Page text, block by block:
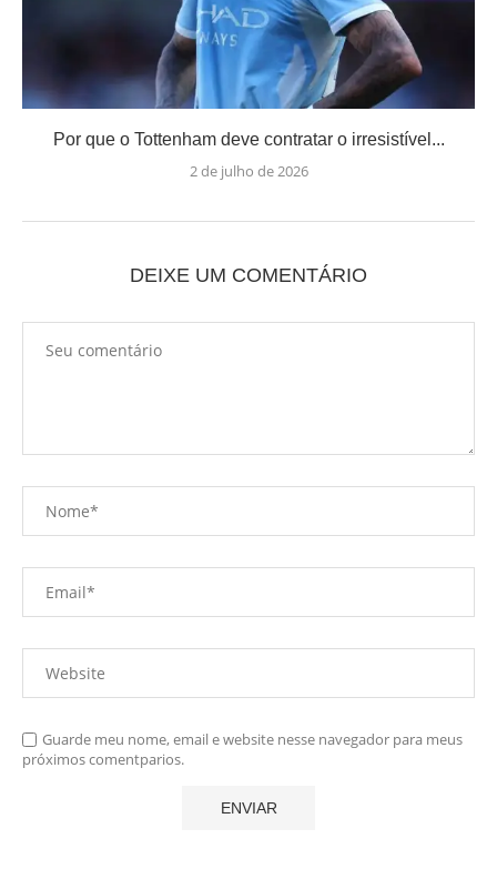
Por que o Tottenham deve contratar o irresistível...
2 de julho de 2026
DEIXE UM COMENTÁRIO
Guarde meu nome, email e website nesse navegador para meus
próximos comentparios.